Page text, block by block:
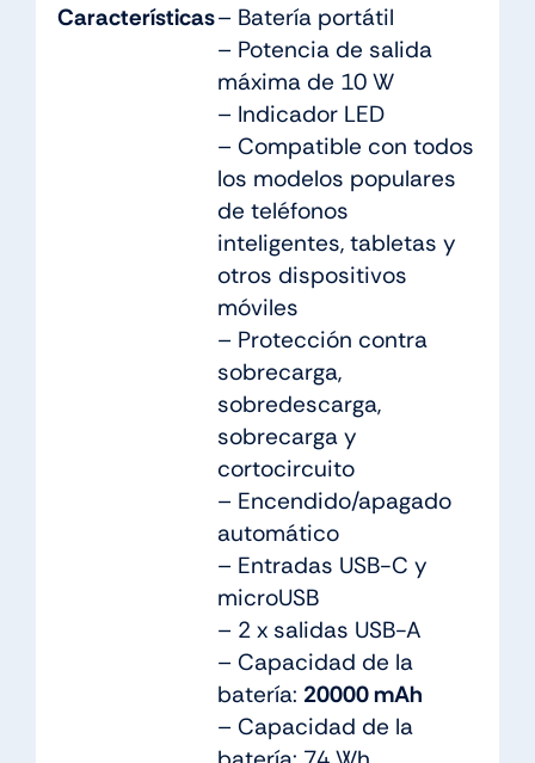
Características– Batería portátil
– Potencia de salida
máxima de 10 W
– Indicador LED
– Compatible con todos
los modelos populares
de teléfonos
inteligentes, tabletas y
otros dispositivos
móviles
– Protección contra
sobrecarga,
sobredescarga,
sobrecarga y
cortocircuito
– Encendido/apagado
automático
– Entradas USB-C y
microUSB
– 2 x salidas USB-A
– Capacidad de la
batería: 20000 mAh
– Capacidad de la